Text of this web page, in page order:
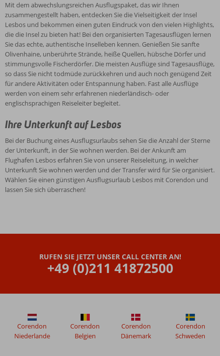
Mit dem abwechslungsreichen Ausflugspaket, das wir Ihnen
zusammengestellt haben, entdecken Sie die Vielseitigkeit der Insel
Lesbos und bekommen einen guten Eindruck von den vielen Highlights,
die die Insel zu bieten hat! Bei den organisierten Tagesausflügen lernen
Sie das echte, authentische Inselleben kennen. Genießen Sie sanfte
Olivenhaine, unberührte Strände, heiße Quellen, hübsche Dörfer und
stimmungsvolle Fischerdörfer. Die meisten Ausflüge sind Tagesausflüge,
so dass Sie nicht todmüde zurückkehren und auch noch genügend Zeit
für andere Aktivitäten oder Entspannung haben. Fast alle Ausflüge
werden von einem sehr erfahrenen niederländisch- oder
englischsprachigen Reiseleiter begleitet.
Ihre Unterkunft auf Lesbos
Bei der Buchung eines Ausflugsurlaubs sehen Sie die Anzahl der Sterne
der Unterkunft, in der Sie wohnen werden. Bei der Ankunft am
Flughafen Lesbos erfahren Sie von unserer Reiseleitung, in welcher
Unterkunft Sie wohnen werden und der Transfer wird für Sie organisiert.
Wählen Sie einen günstigen Ausflugsurlaub Lesbos mit Corendon und
lassen Sie sich überraschen!
RUFEN SIE JETZT UNSER CALL CENTER AN!
+49 (0)211 41872500
Corendon
Niederlande
Corendon
Belgien
Corendon
Dänemark
Corendon
Schweden